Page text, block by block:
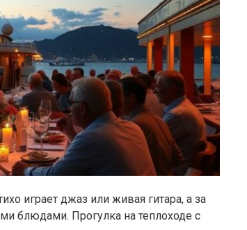
играет джаз или живая гитара, а за
блюдами. Прогулка на теплоходе с